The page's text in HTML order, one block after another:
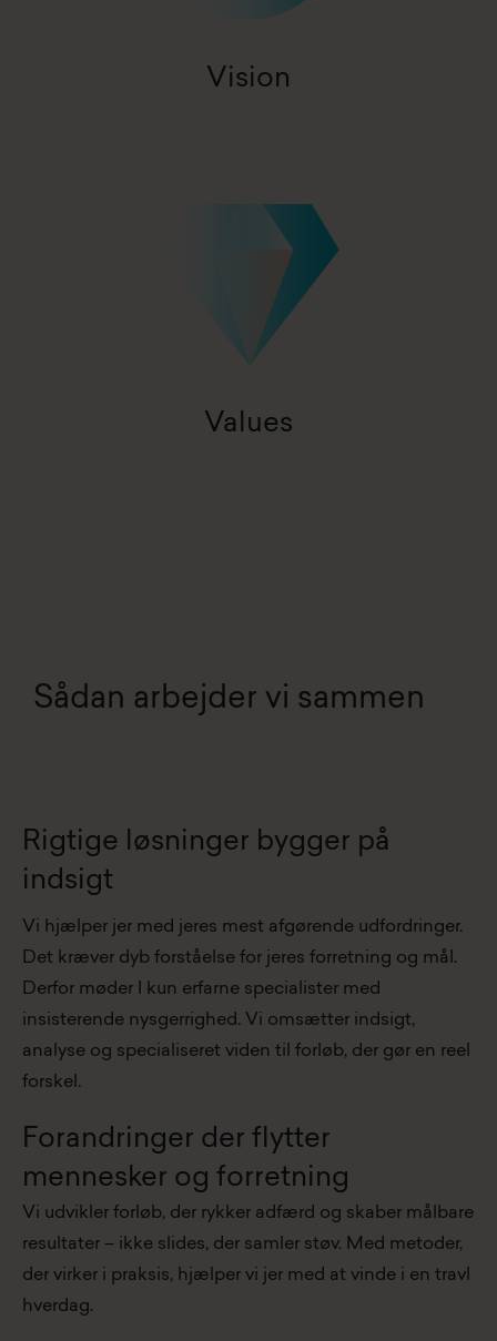
Vision
Values
Passion – Professional – Performance – Perspective –
Pioneer
Sådan arbejder vi sammen
Rigtige løsninger bygger på
indsigt
Vi hjælper jer med jeres mest afgørende udfordringer.
Det kræver dyb forståelse for jeres forretning og mål.
Derfor møder I kun erfarne specialister med
insisterende nysgerrighed. Vi omsætter indsigt,
analyse og specialiseret viden til forløb, der gør en reel
forskel.
Forandringer der flytter
mennesker og forretning
Vi udvikler forløb, der rykker adfærd og skaber målbare
resultater – ikke slides, der samler støv. Med metoder,
der virker i praksis, hjælper vi jer med at vinde i en travl
hverdag.